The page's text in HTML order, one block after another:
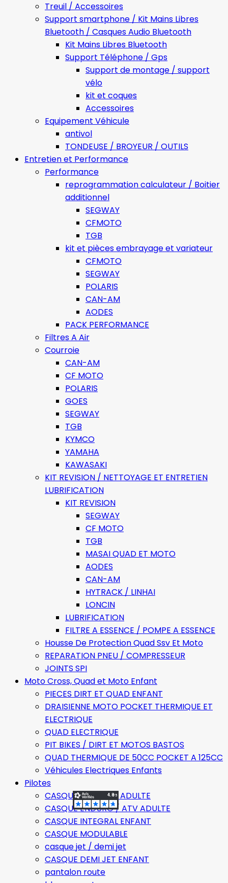
Treuil / Accessoires
Support smartphone / Kit Mains Libres
Bluetooth / Casques Audio Bluetooth
Kit Mains Libres Bluetooth
Support Téléphone / Gps
Support de montage / support
vélo
kit et coques
Accessoires
Equipement Véhicule
antivol
TONDEUSE / BROYEUR / OUTILS
Entretien et Performance
Performance
reprogrammation calculateur / Boitier
additionnel
SEGWAY
CFMOTO
TGB
kit et pièces embrayage et variateur
CFMOTO
SEGWAY
POLARIS
CAN-AM
AODES
PACK PERFORMANCE
Filtres A Air
Courroie
CAN-AM
CF MOTO
POLARIS
GOES
SEGWAY
TGB
KYMCO
YAMAHA
KAWASAKI
KIT REVISION / NETTOYAGE ET ENTRETIEN
LUBRIFICATION
KIT REVISION
SEGWAY
CF MOTO
TGB
MASAI QUAD ET MOTO
AODES
CAN-AM
HYTRACK / LINHAI
LONCIN
LUBRIFICATION
FILTRE A ESSENCE / POMPE A ESSENCE
Housse De Protection Quad Ssv Et Moto
REPARATION PNEU / COMPRESSEUR
JOINTS SPI
Moto Cross, Quad et Moto Enfant
PIECES DIRT ET QUAD ENFANT
DRAISIENNE MOTO POCKET THERMIQUE ET
ELECTRIQUE
QUAD ELECTRIQUE
PIT BIKES / DIRT ET MOTOS BASTOS
QUAD THERMIQUE DE 50CC POCKET A 125CC
Véhicules Electriques Enfants
Pilotes
CASQUE INTEGRAL ADULTE
CASQUE ENDURO / ATV ADULTE
CASQUE INTEGRAL ENFANT
CASQUE MODULABLE
casque jet / demi jet
CASQUE DEMI JET ENFANT
pantalon route